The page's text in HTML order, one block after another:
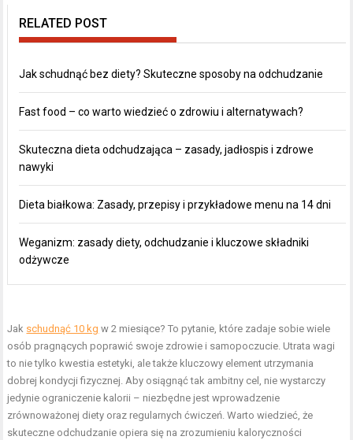
RELATED POST
Jak schudnąć bez diety? Skuteczne sposoby na odchudzanie
Fast food – co warto wiedzieć o zdrowiu i alternatywach?
Skuteczna dieta odchudzająca – zasady, jadłospis i zdrowe
nawyki
Dieta białkowa: Zasady, przepisy i przykładowe menu na 14 dni
Weganizm: zasady diety, odchudzanie i kluczowe składniki
odżywcze
Jak schudnąć 10 kg w 2 miesiące? To pytanie, które zadaje sobie wiele
osób pragnących poprawić swoje zdrowie i samopoczucie. Utrata wagi
to nie tylko kwestia estetyki, ale także kluczowy element utrzymania
dobrej kondycji fizycznej. Aby osiągnąć tak ambitny cel, nie wystarczy
jedynie ograniczenie kalorii – niezbędne jest wprowadzenie
zrównoważonej diety oraz regularnych ćwiczeń. Warto wiedzieć, że
skuteczne odchudzanie opiera się na zrozumieniu kaloryczności